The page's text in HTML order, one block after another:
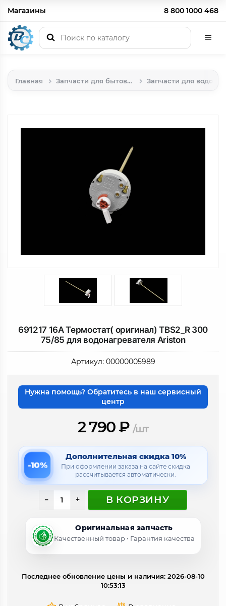
Магазины 8 800 1000 468
Главная Запчасти для бытовой техники
691217 16A Термостат( оригинал) TBS2_R 300
75/85 для водонагревателя Ariston
Артикул: 00000005989
Нужна помощь? Обратитесь в наш сервисный
центр
2 790₽ /шт
-10%
Дополнительная скидка 10%
При оформлении заказа на сайте скидка
рассчитывается автоматически.
− + В КОРЗИНУ
Оригинальная запчасть
Качественный товар • Гарантия качества
Последнее обновление цены и наличия: 2026-08-10
10:53:13